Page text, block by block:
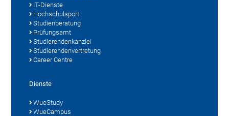
IT-Dienste
Hochschulsport
Studienberatung
Prüfungsamt
Studierendenkanzlei
Studierendenvertretung
Career Centre
Dienste
WueStudy
WueCampus